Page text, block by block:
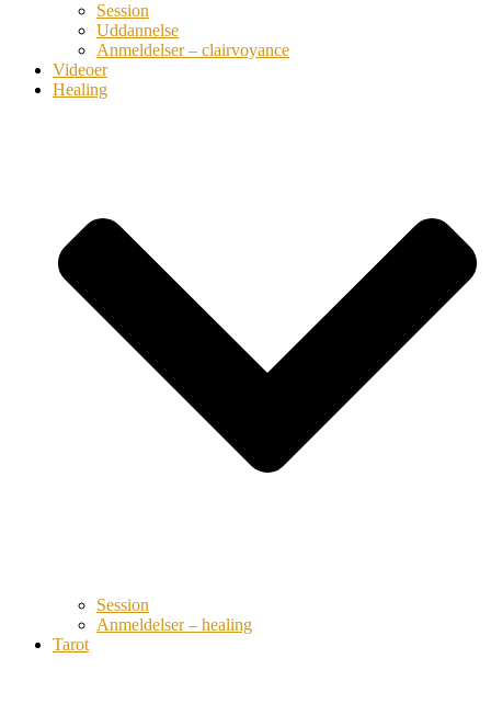
Session
Uddannelse
Anmeldelser – clairvoyance
Videoer
Healing
Session
Anmeldelser – healing
Tarot